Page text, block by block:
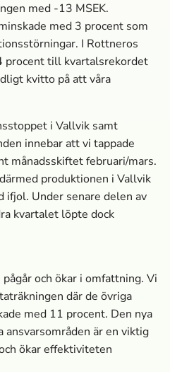
med -13 MSEK.
med 3 procent som
I Rottneros
procent till kvartalsrekordet
kvitto på att våra
i Vallvik samt
innebar att vi tappade
månadsskiftet februari/mars.
produktionen i Vallvik
ifjol. Under senare delen av
kvartalet löpte dock
och ökar i omfattning. Vi
där de övriga
med 11 procent. Den nya
är en viktig
ökar effektiviteten